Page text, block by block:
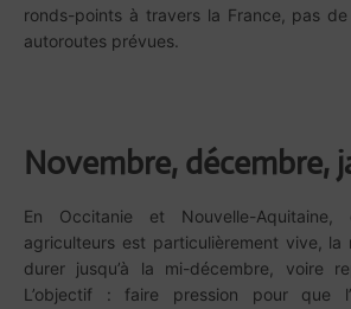
ronds-points à travers la France, pas de
autoroutes prévues.
Novembre, décembre,
En Occitanie et Nouvelle-
agriculteurs est particulièrement vive, la
durer jusqu’à la mi-décembre, voire
L’objectif : faire pression pour que